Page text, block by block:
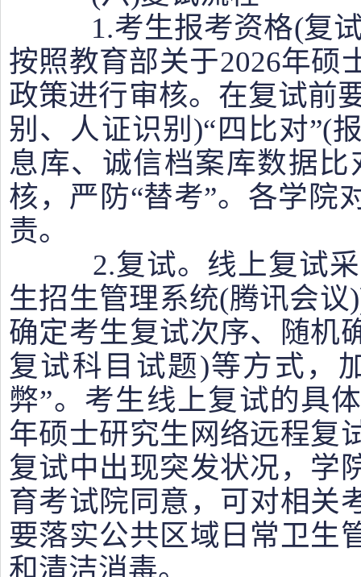
1.考生报考资格(复试
按照教育部关于2026年硕
政策进行审核。在复试前
别、人证识别)“四比对”(
息库、诚信档案库数据
核，严防“替考”。各学院
责。
2.复试。线上复试采
生招生管理系统(腾讯会议
确定考生复试次序、随机
复试科目试题)等方式，
弊”。考生线上复试的具
年硕士研究生网络远程复
复试中出现突发状况，学
育考试院同意，可对相关
要落实公共区域日常卫生
和清洁消毒。